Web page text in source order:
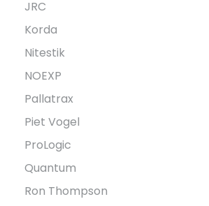
JRC
Korda
Nitestik
NOEXP
Pallatrax
Piet Vogel
ProLogic
Quantum
Ron Thompson